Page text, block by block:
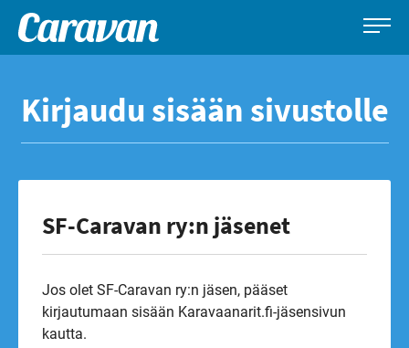
sisältöön
Caravan-
Leirintämatkailun
Kirjaudu sisään sivustolle
SF-Caravan ry:n jäsenet
Jos olet SF-Caravan ry:n jäsen, pääset
kirjautumaan sisään Karavaanarit.fi-jäsensivun
kautta.